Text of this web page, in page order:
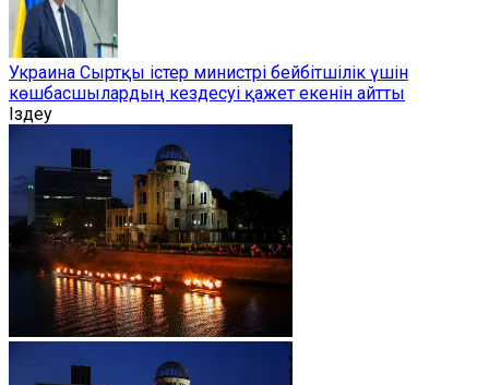
Украина Сыртқы істер министрі бейбітшілік үшін
көшбасшылардың кездесуі қажет екенін айтты
Іздеу